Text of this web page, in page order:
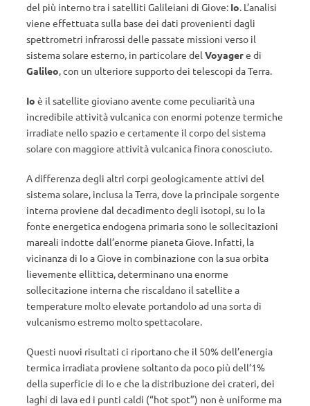
del più interno tra i satelliti Galileiani di Giove: Io. L’analisi
viene effettuata sulla base dei dati provenienti dagli
spettrometri infrarossi delle passate missioni verso il
sistema solare esterno, in particolare del Voyagere di
Galileo, con un ulteriore supporto dei telescopi da Terra.
Io è il satellite gioviano avente come peculiarità una
incredibile attività vulcanica con enormi potenze termiche
irradiate nello spazio e certamente il corpo del sistema
solare con maggiore attività vulcanica finora conosciuto.
A differenza degli altri corpi geologicamente attivi del
sistema solare, inclusa la Terra, dove la principale sorgente
interna proviene dal decadimento degli isotopi, su Io la
fonte energetica endogena primaria sono le sollecitazioni
mareali indotte dall’enorme pianeta Giove. Infatti, la
vicinanza di Io a Giove in combinazione con la sua orbita
lievemente ellittica, determinano una enorme
sollecitazione interna che riscaldano il satellite a
temperature molto elevate portandolo ad una sorta di
vulcanismo estremo molto spettacolare.
Questi nuovi risultati ci riportano che il 50% dell’energia
termica irradiata proviene soltanto da poco più dell’1%
della superficie di Io e che la distribuzione dei crateri, dei
laghi di lava ed i punti caldi (“hot spot”) non è uniforme ma